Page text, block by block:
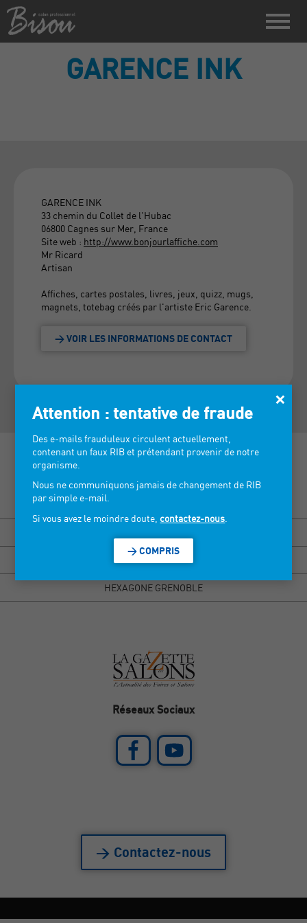
GARENCE INK
GARENCE INK
33 chemin du Collet de l'Hubac
06800 Cagnes sur Mer, France
Site web : http://www.bonjourlaffiche.com
Mr Ricard
Artisan
Affiches, cartes postales, livres, jeux, quizz, mugs,
magnets, totebag créés par l'artiste Eric Garence.
> VOIR LES INFORMATIONS DE CONTACT
HEXAGONE RENNES
HEXAGONE GRENOBLE
Réseaux Sociaux
> Contactez-nous
×
Attention : tentative de fraude
Des e-mails frauduleux circulent actuellement,
contenant un faux RIB et prétendant provenir de notre
organisme.
Nous ne communiquons jamais de changement de RIB
par simple e-mail.
Si vous avez le moindre doute, contactez-nous
> COMPRIS